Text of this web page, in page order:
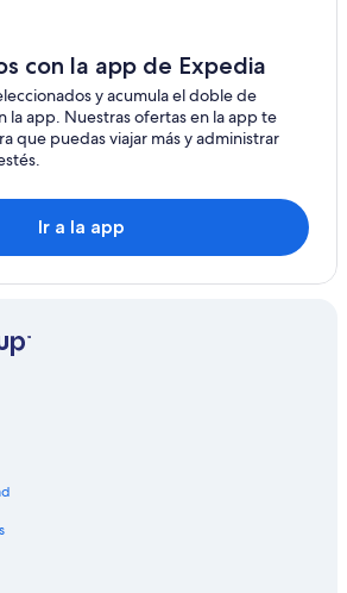
con la app de Expedia
y acumula el doble de
la app. Nuestras ofertas en la app te
que puedas viajar más y administrar
Ir a la app